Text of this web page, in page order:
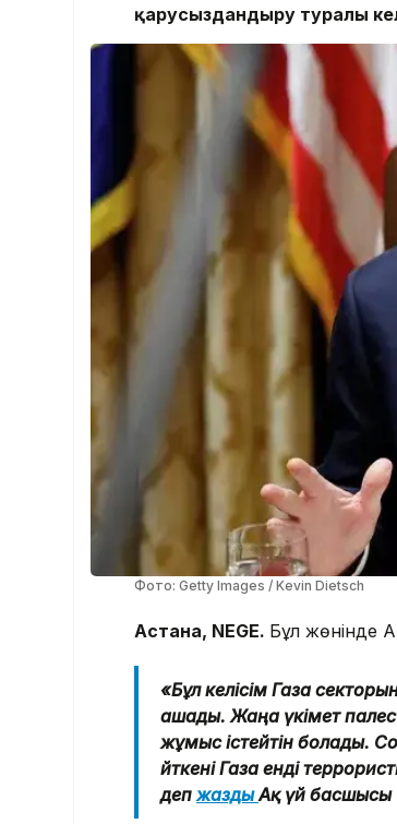
қарусыздандыру туралы
Фото: Getty Images / Kevin Dietsch
Астана, NEGE. Бұл жөнінде
«Бұл келісім Газа
ашады. Жаңа үкімет
жұмыс істейтін болады.
өйткені Газа енді
депжаздыАқ үй басшысы